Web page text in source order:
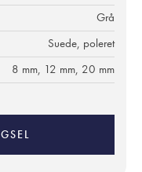
Grå
Suede, poleret
8 mm, 12 mm, 20 mm